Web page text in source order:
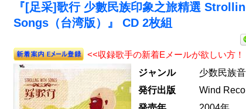
『[足采]歌行 少數民族印象之旅精選
Songs（台湾版）』 CD 2枚組
<<収録歌手の新着Eメールが欲しい方！
ジャンル
少数民族
発行出版
Wind